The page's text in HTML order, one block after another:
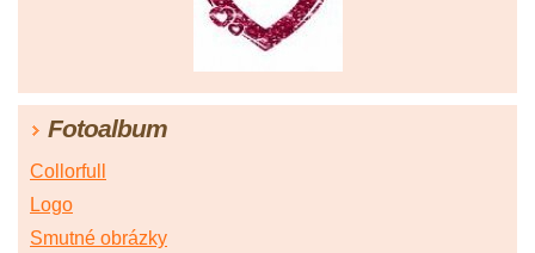
Fotoalbum
Collorfull
Logo
Smutné obrázky